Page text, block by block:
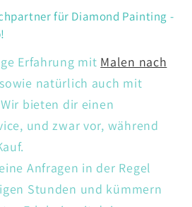
für Diamond Painting -
Erfahrung mit Malen nach
natürlich auch mit
bieten dir einen
und zwar vor, während
Anfragen in der Regel
Stunden und kümmern